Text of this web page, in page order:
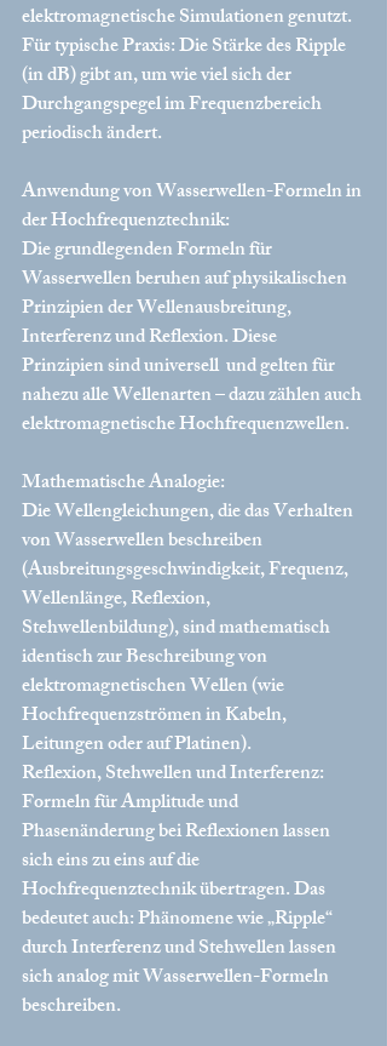
elektromagnetische Simulationen genutzt.
Für typische Praxis: Die Stärke des Ripple
(in dB) gibt an, um wie viel sich der
Durchgangspegel im Frequenzbereich
periodisch ändert.
Anwendung von Wasserwellen-Formeln in
der Hochfrequenztechnik:
Die grundlegenden Formeln für
Wasserwellen beruhen auf physikalischen
Prinzipien der Wellenausbreitung,
Interferenz und Reflexion. Diese
Prinzipien sind universell  und gelten für
nahezu alle Wellenarten – dazu zählen auch
elektromagnetische Hochfrequenzwellen.
Mathematische Analogie:
Die Wellengleichungen, die das Verhalten
von Wasserwellen beschreiben
(Ausbreitungsgeschwindigkeit, Frequenz,
Wellenlänge, Reflexion,
Stehwellenbildung), sind mathematisch
identisch zur Beschreibung von
elektromagnetischen Wellen (wie
Hochfrequenzströmen in Kabeln,
Leitungen oder auf Platinen).
Reflexion, Stehwellen und Interferenz:
Formeln für Amplitude und
Phasenänderung bei Reflexionen lassen
sich eins zu eins auf die
Hochfrequenztechnik übertragen. Das
bedeutet auch: Phänomene wie „Ripple“
durch Interferenz und Stehwellen lassen
sich analog mit Wasserwellen-Formeln
beschreiben.